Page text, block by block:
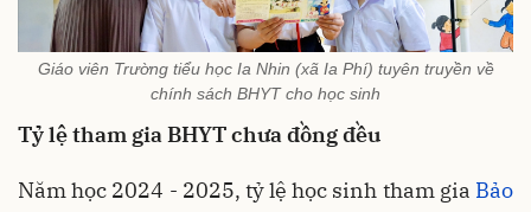
Giáo viên Trường tiểu học Ia Nhin (xã Ia Phí) tuyên truyền về
chính sách BHYT cho học sinh
Tỷ lệ tham gia BHYT chưa đồng đều
Năm học 2024 - 2025, tỷ lệ học sinh tham gia Bảo